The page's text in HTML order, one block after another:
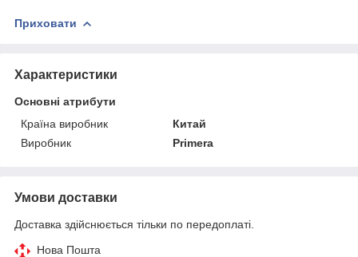
Приховати
Характеристики
Основні атрибути
Країна виробник
Китай
Виробник
Primera
Умови доставки
Доставка здійснюється тільки по передоплаті.
Нова Пошта